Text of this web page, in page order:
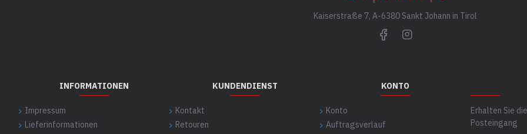
Kaiserstraße 7, A-6380 Sankt Johann in Tirol
INFORMATIONEN
Impressum
Lieferinformationen
KUNDENDIENST
Kontakt
Retouren
KONTO
Konto
Auftragsverlauf
Erhalten Sie
Posteingang